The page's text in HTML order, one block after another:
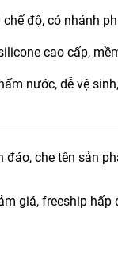
chế độ, có nhánh
cao cấp,
nước, dễ vệ
đáo, che tên sản
giá, freeship hấp